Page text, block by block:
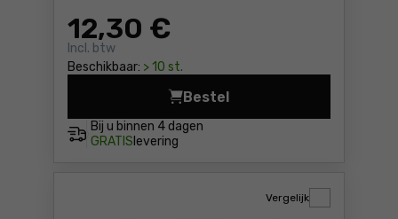
12,30 €
Incl. btw
Beschikbaar: > 10 st.
Bij u binnen 4 dagen
GRATIS levering
Bestel
Ovale LED-zaklamp 24 + 3
Vergelijk